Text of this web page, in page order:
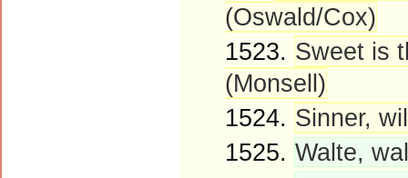
(Oswald/Cox)
1523. Sweet is
(Monsell)
1524. Sinner,
1525. Walte,